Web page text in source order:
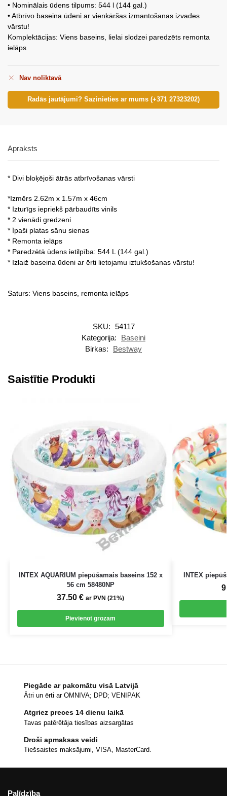
• Nominālais ūdens tilpums: 544 l (144 gal.)
• Atbrīvo baseina ūdeni ar vienkāršas izmantošanas izvades
vārstu!
Komplektācijas: Viens baseins, lielai slodzei paredzēts remonta
ielāps
Nav noliktavā
Radās jautājumi? Sazinieties ar mums (+371 27323202)
Apraksts
* Divi bloķējoši ātrās atbrīvošanas vārsti
*Izmērs 2.62m x 1.57m x 46cm
* Izturīgs iepriekš pārbaudīts vinils
* 2 vienādi gredzeni
* Īpaši platas sānu sienas
* Remonta ielāps
* Paredzētā ūdens ietilpība: 544 L (144 gal.)
* Izlaiž baseina ūdeni ar ērti lietojamu iztukšošanas vārstu!
Saturs: Viens baseins, remonta ielāps
SKU: 54117
Kategorija:
Baseini
Birkas:
Bestway
Saistītie Produkti
INTEX AQUARIUM piepūšamais baseins 152 x
56 cm 58480NP
37.50€ ar PVN (21%)
Pievienot grozam
INTEX
Piegāde ar pakomātu visā Latvijā
Ātri un ērti ar OMNIVA; DPD; VENIPAK
Atgriez preces 14 dienu laikā
Tavas patērētāja tiesības aizsargātas
Droši apmaksas veidi
Tiešsaistes maksājumi, VISA, MasterCard.
Palīdzība